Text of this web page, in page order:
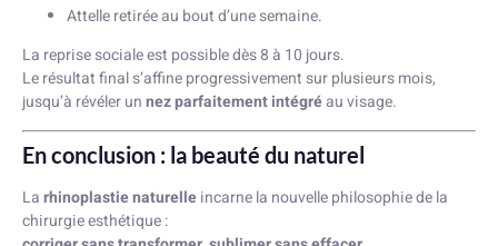
Attelle retirée au bout d’une semaine.
La reprise sociale est possible dès 8 à 10 jours.
Le résultat final s’affine progressivement sur plusieurs mois,
jusqu’à révéler unnez parfaitement intégréau visage.
En conclusion : la beauté du naturel
Larhinoplastie naturelleincarne la nouvelle philosophie de la
chirurgie esthétique :